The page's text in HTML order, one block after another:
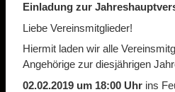
Einladung zur
Liebe Vereinsmitglieder!
Hiermit laden wir alle
Angehörige zur diesjährigen
02.02.2019 um 18:00 Uhr ins